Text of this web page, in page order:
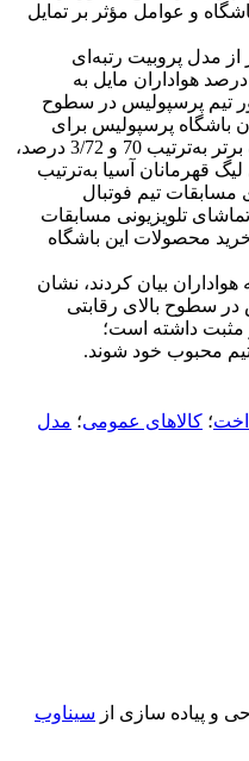
و عوامل مؤثر بر تمایل
از مدل پروبیت رتبه‌ای
استفاده شد. نتایج نشان داد که 3/77 درصد هواداران مایل به
تیم پرسپولیس در سطوح
باشگاه پرسپولیس برای
حضور و قهرمانی در رقابت‌های لیگ برتر به‌ترتیب 70 و 3/72 درصد،
قهرمانان آسیا به‌ترتیب
مسابقات تیم فوتبال
9/89 درصد، تماشای تلویزیونی مسابقات
و میزان خرید محصولات این باشگاه
بیان کردند، نشان
سطوح بالای رقابتی
مثبت داشته است؛
محبوب خود شوند.
؛ کالاهای عمومی؛ مدل
و پیاده سازی از سیناوب